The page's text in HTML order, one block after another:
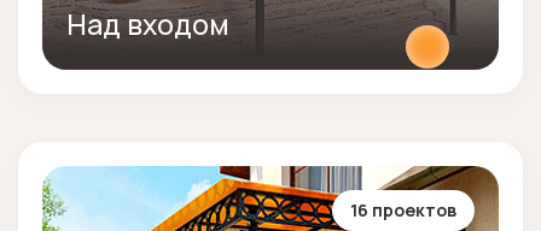
Над входом
16 проектов